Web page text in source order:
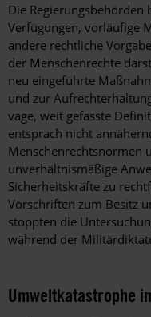
Die
Verfügungen, vorläufige
andere rechtliche
der Menschenrechte
neu eingeführte
und zur
vage, weit gefasste
entsprach nicht
Menschenrechtsnormen
unverhältnismäßige
Sicherheitskräfte zu
Vorschriften zum Besitz
stoppten die
während der
Umweltkatastrophe